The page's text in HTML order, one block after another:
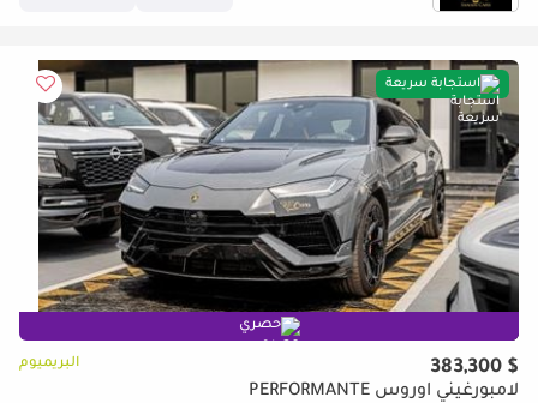
استجابة سريعة
حصري
$ 383,300 البريميوم
لامبورغيني اوروس PERFORMANTE